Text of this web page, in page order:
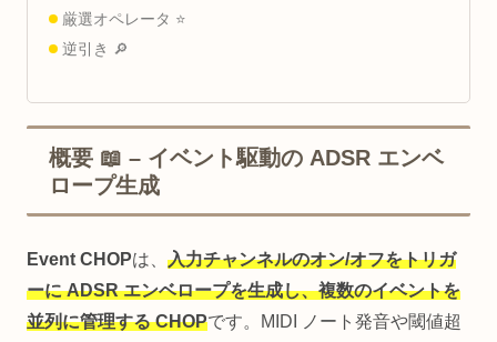
厳選オペレータ ⭐
逆引き 🔎
概要 📖 – イベント駆動の ADSR エンベ
ロープ生成
Event CHOPは、 入力チャンネルのオン/オフをトリガ
ーに ADSR エンベロープを生成し、複数のイベントを
並列に管理する CHOPです。MIDI ノート発音や閾値超